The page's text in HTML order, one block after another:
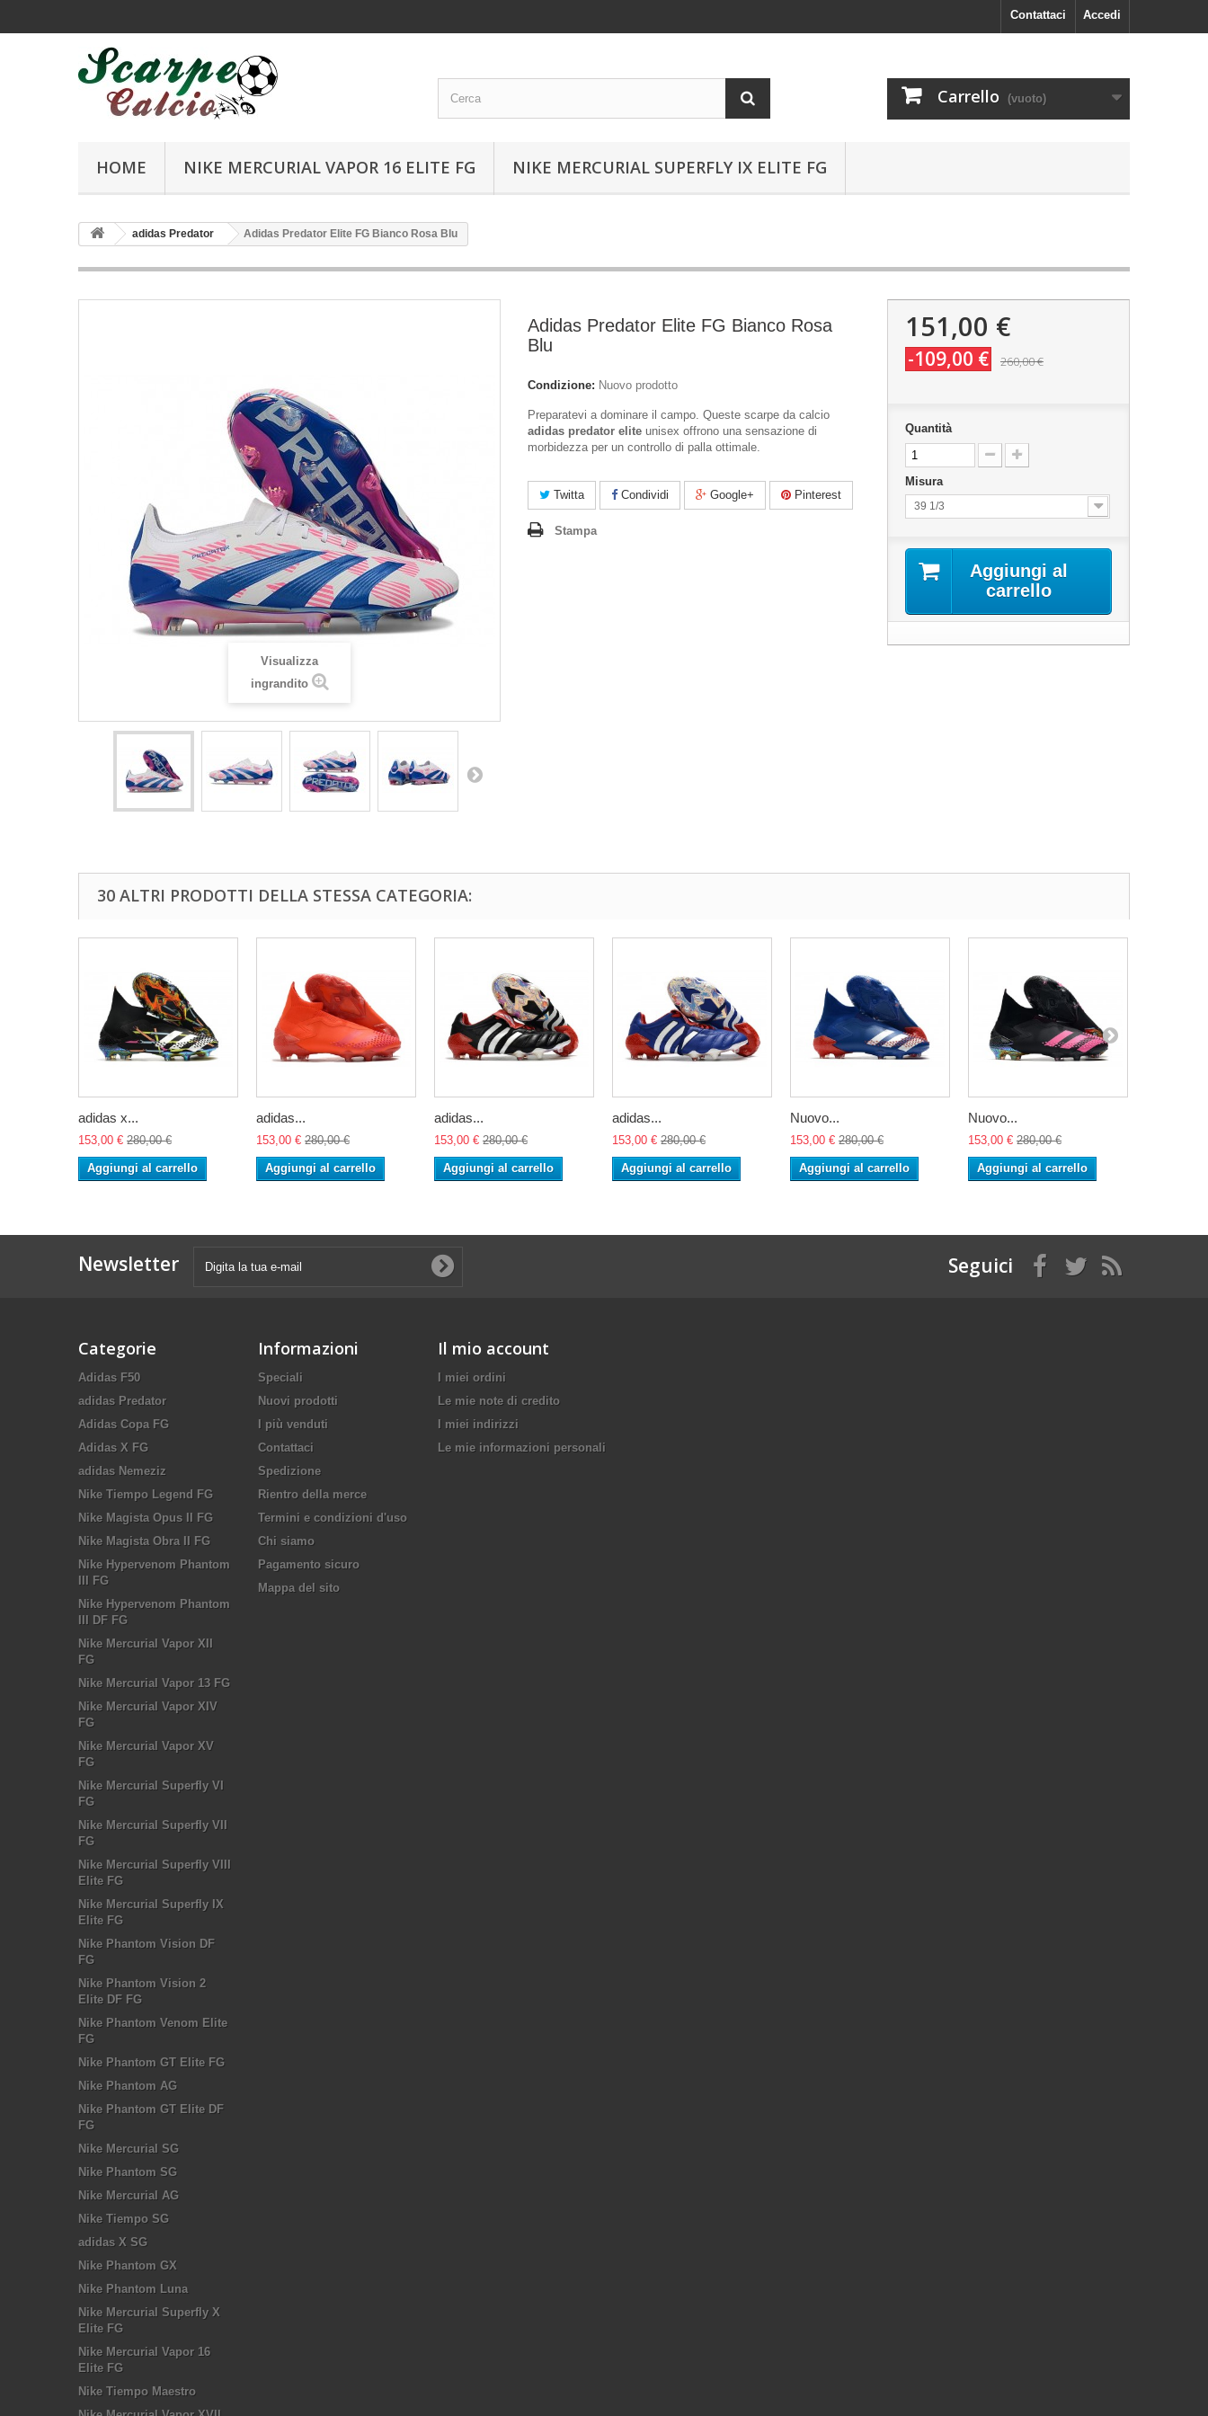
Accedi
Contattaci
Carrello (vuoto)
HOME NIKE MERCURIAL VAPOR 16 ELITE FG NIKE MERCURIAL SUPERFLY IX ELITE FG
adidas Predator Adidas Predator Elite FG Bianco Rosa Blu
Visualizza
ingrandito
Adidas Predator Elite FG Bianco Rosa
Blu
Condizione: Nuovo prodotto
Preparatevi a dominare il campo. Queste scarpe da calcio
adidas predator elite unisex offrono una sensazione di
morbidezza per un controllo di palla ottimale.
Twitta Condividi Google+ Pinterest
Stampa
151,00 €
-109,00 € 260,00 €
Quantità
Misura
39 1/3
Aggiungi al
carrello
30 ALTRI PRODOTTI DELLA STESSA CATEGORIA:
adidas x...
153,00 € 280,00 €
Aggiungi al carrello
adidas...
153,00 € 280,00 €
Aggiungi al carrello
adidas...
153,00 € 280,00 €
Aggiungi al carrello
adidas...
153,00 € 280,00 €
Aggiungi al carrello
Nuovo...
153,00 € 280,00 €
Aggiungi al carrello
Nuovo...
153,00 € 280,00 €
Aggiungi al carrello
Newsletter Seguici
Categorie
Adidas F50
adidas Predator
Adidas Copa FG
Adidas X FG
adidas Nemeziz
Nike Tiempo Legend FG
Nike Magista Opus II FG
Nike Magista Obra II FG
Nike Hypervenom Phantom
III FG
Nike Hypervenom Phantom
III DF FG
Nike Mercurial Vapor XII
FG
Nike Mercurial Vapor 13 FG
Nike Mercurial Vapor XIV
FG
Nike Mercurial Vapor XV
FG
Nike Mercurial Superfly VI
FG
Nike Mercurial Superfly VII
FG
Nike Mercurial Superfly VIII
Elite FG
Nike Mercurial Superfly IX
Elite FG
Nike Phantom Vision DF
FG
Nike Phantom Vision 2
Elite DF FG
Nike Phantom Venom Elite
FG
Nike Phantom GT Elite FG
Nike Phantom AG
Nike Phantom GT Elite DF
FG
Nike Mercurial SG
Nike Phantom SG
Nike Mercurial AG
Nike Tiempo SG
adidas X SG
Nike Phantom GX
Nike Phantom Luna
Nike Mercurial Superfly X
Elite FG
Nike Mercurial Vapor 16
Elite FG
Nike Tiempo Maestro
Informazioni
Speciali
Nuovi prodotti
I più venduti
Contattaci
Spedizione
Rientro della merce
Termini e condizioni d'uso
Chi siamo
Pagamento sicuro
Mappa del sito
Il mio account
I miei ordini
Le mie note di credito
I miei indirizzi
Le mie informazioni personali